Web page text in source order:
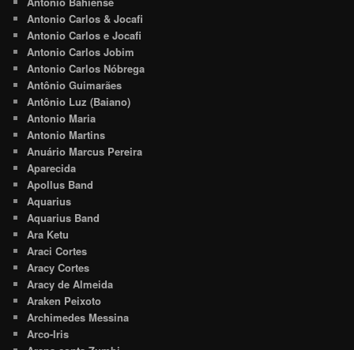
Antonio Carlos & Jocafi
Antonio Carlos e Jocafi
Antonio Carlos Jobim
Antonio Carlos Nóbrega
Antônio Guimarães
Antônio Luz (Baiano)
Antonio Maria
Antonio Martins
Anuário Marcus Pereira
Aparecida
Apollus Band
Aquarius
Aquarius Band
Ara Ketu
Araci Cortes
Aracy Cortes
Aracy de Almeida
Araken Peixoto
Archimedes Messina
Arco-Iris